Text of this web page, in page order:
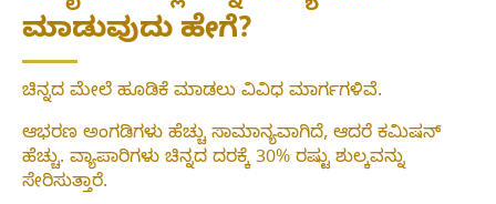
ಮಾಡುವುದು ಹೇಗೆ?
ಚಿನ್ನದ ಮೇಲೆ ಹೂಡಿಕೆ ಮಾಡಲು ವಿವಿಧ ಮಾರ್ಗಗಳಿವೆ.
ಆಭರಣ ಅಂಗಡಿಗಳು ಹೆಚ್ಚು ಸಾಮಾನ್ಯವಾಗಿದೆ, ಆದರೆ ಕಮಿಷನ್
ಹೆಚ್ಚು. ವ್ಯಾಪಾರಿಗಳು ಚಿನ್ನದ ದರಕ್ಕೆ 30% ರಷ್ಟು ಶುಲ್ಕವನ್ನು
ಸೇರಿಸುತ್ತಾರೆ.